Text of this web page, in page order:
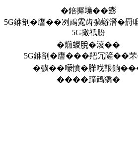
�錇摨𡏭��𨭌
5G銝剖�譍��冽䲮雿齿彍蝣潛�罸
5G撖祇朌
�𤐄蝬脫�滚��
5G銝剖�譍���羓冗隡��
�彍��𡁏憤�𦠜𠯫鞎餉
����蹱䲮獢�